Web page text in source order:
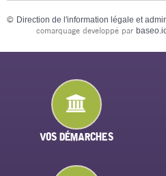
© Direction de l'information légale et
comarquage developpé par
VOS DÉMARCHES